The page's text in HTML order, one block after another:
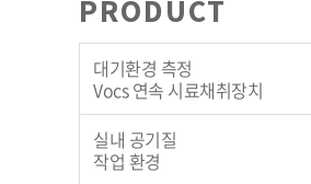
PRODUCT
대기환경 측정
Vocs 연속 시료채취장치
실내 공기질
작업 환경